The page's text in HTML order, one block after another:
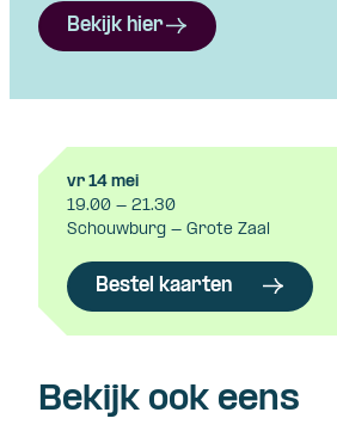
Bekijk hier
vr 14 mei
19.00 - 21.30
Schouwburg - Grote Zaal
Bestel kaarten
Bekijk ook eens